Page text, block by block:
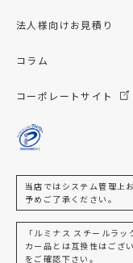
法人様向けお見積り
コラム
コーポレートサイト
当店ではシステム管理上
予めご了承ください。
「ルミナス スチールラ
カー品とは互換性はござ
をご確認下さい。